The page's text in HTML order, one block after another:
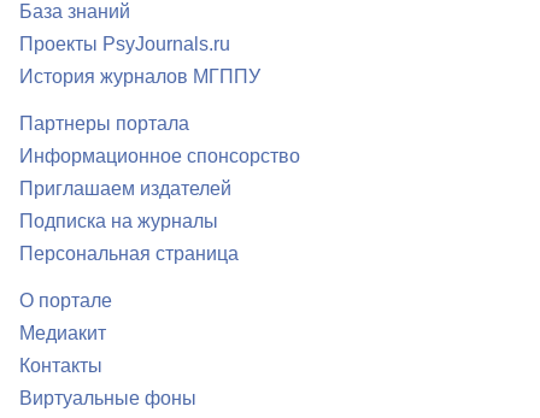
База знаний
Проекты PsyJournals.ru
История журналов МГППУ
Партнеры портала
Информационное спонсорство
Приглашаем издателей
Подписка на журналы
Персональная страница
О портале
Медиакит
Контакты
Виртуальные фоны